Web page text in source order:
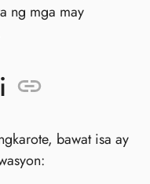
ng mga may
bawat isa ay